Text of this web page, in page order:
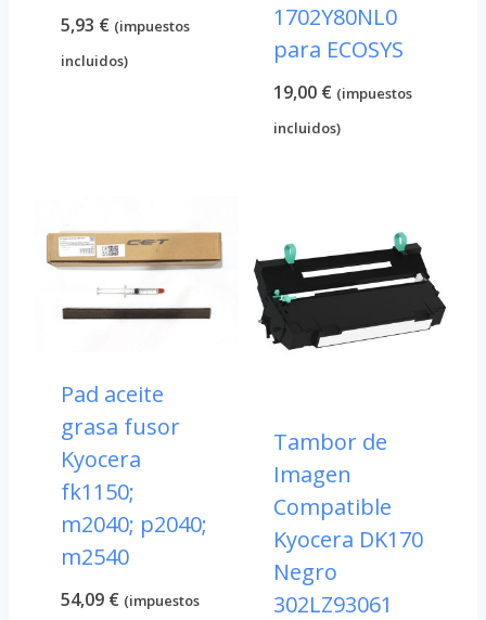
5,93 € (impuestos
incluidos)
1702Y80NL0
para ECOSYS
19,00 € (impuestos
incluidos)
Pad aceite
grasa fusor
Kyocera
fk1150;
m2040; p2040;
m2540
54,09 € (impuestos
Tambor de
Imagen
Compatible
Kyocera DK170
Negro
302LZ93061